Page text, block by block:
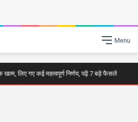
Menu
लिए गए कई महत्वपूर्ण निर्णय, पढ़ें 7 बड़े फैसले